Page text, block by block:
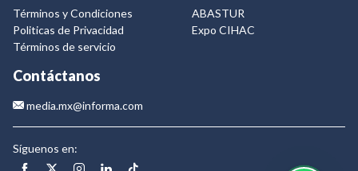
Términos y Condiciones
Politicas de Privacidad
Términos de servicio
ABASTUR
Expo CIHAC
Contáctanos
media.mx@informa.com
Síguenos en: